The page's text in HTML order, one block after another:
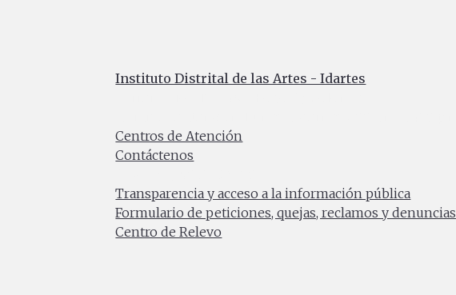
Instituto Distrital de las Artes - Idartes
Centros de Atención
Contáctenos
Transparencia y acceso a la información pública
Formulario de peticiones, quejas, reclamos y denuncias
Centro de Relevo